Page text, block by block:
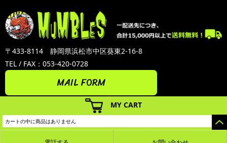
MY CART
カートの中に商品はありません
〒433-8114 静岡県浜松市中区葵東2-16-8
TEL / FAX：053-420-0728
MAIL FORM